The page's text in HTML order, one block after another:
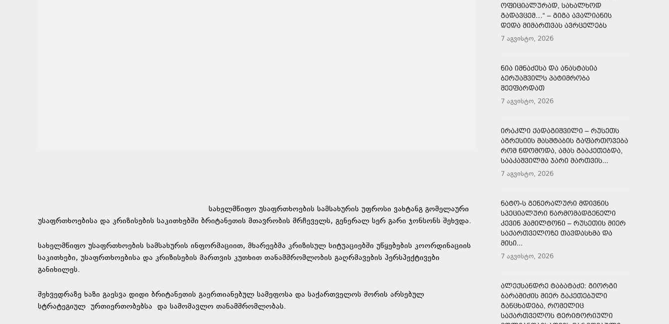
სახელმწიფო უსაფრთხოების სამსახურის უფროსი ვახტანგ გომელაური
უსაფრთხოებისა და კრიზისების საკითხებში ბრიტანეთის მთავრობის მრჩეველს, გენერალ სერ გარი ჯონსონს შეხვდა.
სახელმწიფო უსაფრთხოების სამსახურის ინფორმაციით, მხარეებმა კრიზისულ სიტუაციებში უწყებების კოორდინაციის
საკითხები, უსაფრთხოებისა და კრიზისების მართვის კუთხით თანამშრომლობის გაღრმავების პერსპექტივები
განიხილეს.
შეხვედრაზე ხაზი გაესვა დიდი ბრიტანეთის გაერთიანებულ სამეფოსა და საქართველოს შორის არსებულ
სტრატეგიულ ურთიერთობებსა და სამომავლო თანამშრომლობას.
ᲝᲤᲘᲪᲘᲐᲚᲣᲠᲐᲓ, ᲡᲐᲮᲐᲚᲮᲝᲓ
ᲒᲐᲓᲐᲕᲪᲔᲛ…“ – ᲒᲘᲒᲐ ᲐᲕᲐᲚᲘᲐᲜᲘᲡ
ᲓᲔᲓᲐ ᲛᲘᲛᲐᲠᲗᲕᲐᲡ ᲐᲕᲠᲪᲔᲚᲔᲑᲡ
7 აგვისტო, 2026
ᲜᲘᲐ ᲘᲛᲜᲐᲫᲔᲡᲐ ᲓᲐ ᲐᲜᲐᲡᲢᲐᲡᲘᲐ
ᲑᲔᲠᲣᲐᲨᲕᲘᲚᲡ ᲞᲐᲢᲘᲛᲠᲝᲑᲐ
ᲨᲔᲔᲤᲐᲠᲓᲐᲗ
7 აგვისტო, 2026
ᲘᲠᲐᲙᲚᲘ ᲥᲐᲓᲐᲒᲘᲨᲕᲘᲚᲘ – ᲠᲣᲡᲔᲗᲡ
ᲐᲒᲠᲔᲡᲘᲘᲡ ᲛᲐᲡᲨᲢᲐᲑᲘᲡ ᲒᲐᲤᲐᲠᲗᲝᲕᲔᲑᲐ
ᲠᲝᲛ ᲜᲓᲝᲛᲝᲓᲐ, ᲐᲛᲐᲡ ᲒᲐᲐᲙᲔᲗᲔᲑᲓᲐ,
ᲡᲐᲐᲙᲐᲨᲕᲘᲚᲛᲐ ᲯᲐᲠᲘ ᲛᲐᲠᲗᲕᲘᲡ...
7 აგვისტო, 2026
ᲜᲐᲢᲝ-Ს ᲒᲔᲜᲔᲠᲐᲚᲣᲠᲘ ᲛᲓᲘᲕᲜᲘᲡ
ᲡᲞᲔᲪᲘᲐᲚᲣᲠᲘ ᲬᲐᲠᲛᲝᲛᲐᲓᲒᲔᲜᲔᲚᲘ
ᲙᲔᲕᲘᲜ ᲰᲐᲛᲘᲚᲢᲝᲜᲘ – ᲠᲣᲡᲔᲗᲘᲡ ᲛᲘᲔᲠ
ᲡᲐᲥᲐᲠᲗᲕᲔᲚᲝᲖᲔ ᲗᲐᲕᲓᲐᲡᲮᲛᲐ ᲓᲐ
ᲛᲘᲡᲘ...
7 აგვისტო, 2026
ᲐᲚᲔᲥᲡᲐᲜᲓᲠᲔ ᲢᲐᲑᲐᲢᲐᲫᲔ: ᲒᲘᲝᲠᲒᲘ
ᲑᲐᲠᲐᲛᲘᲫᲘᲡ ᲛᲘᲔᲠ ᲒᲐᲙᲔᲗᲔᲑᲣᲚᲘ
ᲒᲐᲜᲪᲮᲐᲓᲔᲑᲐ, ᲠᲝᲛᲔᲚᲘᲪ
ᲡᲐᲥᲐᲠᲗᲕᲔᲚᲝᲡ ᲢᲔᲠᲘᲢᲝᲠᲘᲣᲚᲘ